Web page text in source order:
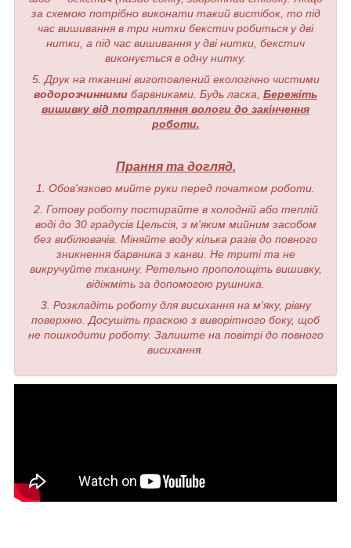
за схемою потрібно виконати такий вистібок, то під
час вишивання в три нитки бекстич робиться у дві
нитки, а під час вишивання у дві нитки, бекстич
виконується в одну нитку.
5. Друк на тканині виготовлений екологічно чистими
водорозчинними барвниками. Будь ласка, Бережіть
вишивку від потрапляння вологи до закінчення
роботи.
Прання та догляд.
1. Обов'язково мийте руки перед початком роботи.
2. Готову роботу постирайте в холодній або теплій
воді до 30 градусів Цельсія, з м'яким мийним засобом
без вибілювачів. Міняйте воду кілька разів до повного
зникнення барвника з канви. Не триті та не
викручуйте тканину. Ретельно прополощіть вишивку,
відіжміть за допомогою рушника.
3. Розкладіть роботу для висихання на м'яку, рівну
поверхню. Досушіть праскою з виворітного боку, щоб
не пошкодити роботу. Залиште на повітрі до повного
висихання.